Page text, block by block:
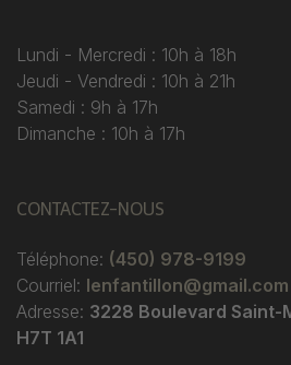
Lundi - Mercredi : 10h à 18h
Jeudi - Vendredi : 10h à 21h
Samedi : 9h à 17h
Dimanche : 10h à 17h
CONTACTEZ-NOUS
Téléphone: (450) 978-9199
Courriel: lenfantillon@gmail.com
Adresse: 3228 Boulevard Saint-
H7T 1A1